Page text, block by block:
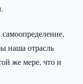
наша отрасль
же мере, что и